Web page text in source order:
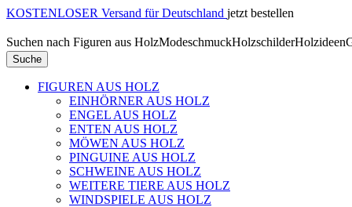
KOSTENLOSER Versand für Deutschland jetzt bestellen
Suchen nach Figuren aus HolzModeschmuckHolzschilderHolzideen
Suche
FIGUREN AUS HOLZ
EINHÖRNER AUS HOLZ
ENGEL AUS HOLZ
ENTEN AUS HOLZ
MÖWEN AUS HOLZ
PINGUINE AUS HOLZ
SCHWEINE AUS HOLZ
WEITERE TIERE AUS HOLZ
WINDSPIELE AUS HOLZ